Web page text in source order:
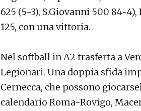
625 (5-3), S.Giovanni 500 84-
125, con una vittoria.
Nel softball in A2 trasferta a
Legionari. Una doppia sfida
Cernecca, che possono
calendario Roma-Rovigo,